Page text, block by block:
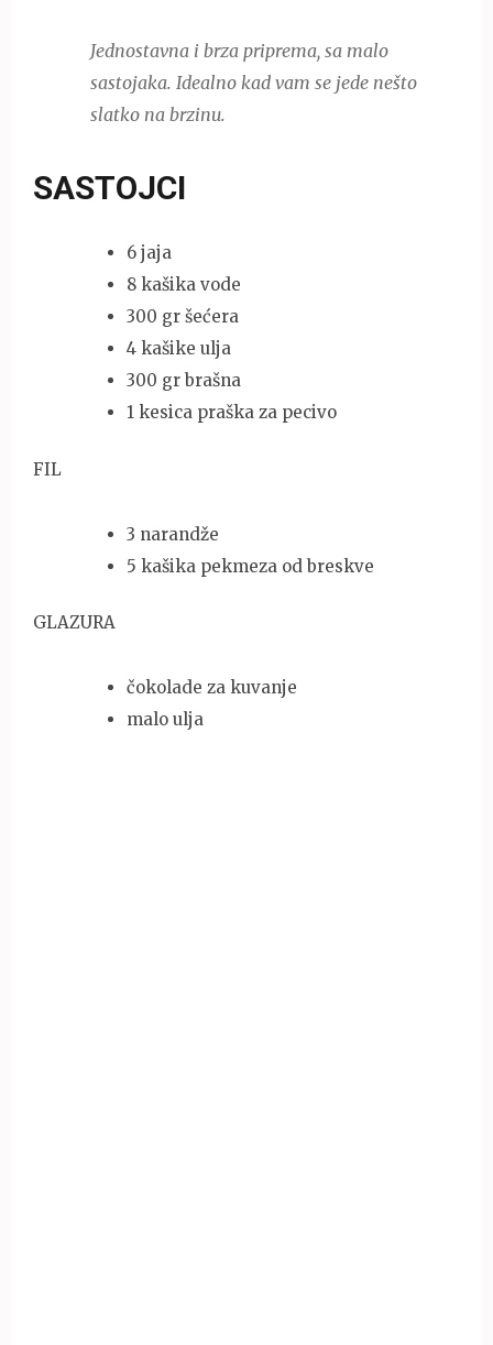
Jednostavna i brza priprema, sa malo
sastojaka. Idealno kad vam se jede nešto
slatko na brzinu.
SASTOJCI
6 jaja
8 kašika vode
300 gr šećera
4 kašike ulja
300 gr brašna
1 kesica praška za pecivo
FIL
3 narandže
5 kašika pekmeza od breskve
GLAZURA
čokolade za kuvanje
malo ulja